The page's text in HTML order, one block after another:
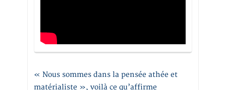
« Nous sommes dans la pensée athée et
matérialiste », voilà ce qu’affirme